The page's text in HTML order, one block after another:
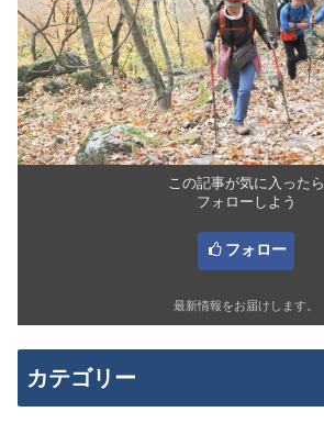
この記事が気に入ったら
フォローしよう
フォロー
最新情報をお届けします。
カテゴリー